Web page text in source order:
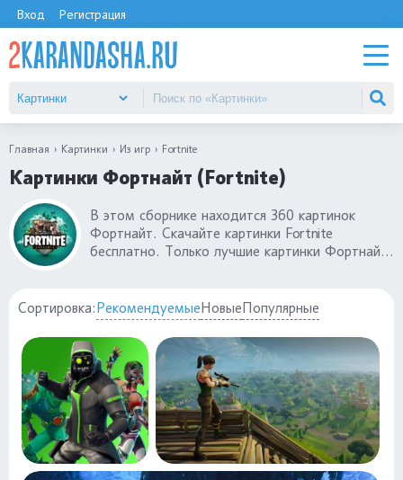
Вход Регистрация
Главная Картинки Из игр Fortnite
Картинки Фортнайт (Fortnite)
В этом сборнике находится 360 картинок
Фортнайт. Скачайте картинки Fortnite
бесплатно. Только лучшие картинки Фортнайт
стол Фортнайт всех разрешений для любых
экранов. Заставки на телефон Фортнайт
(Fortnite) понравятся вам. Большой выбор
картинок.
Сортировка:РекомендуемыеНовыеПопулярные